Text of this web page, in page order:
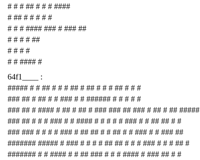
# # # ## # # # ####
# ## # # # # #
# # # #### ### # ### ##
# # # # ##
# # # #
# # #### #
64f1____ :
##### # # ## # # # ## # ## # # # ## # # #
### ## # ## # # ### # # ###### # # # # #
### ## # #### # ## # ## # ### ### ## ### # ## # ## #####
### ## # # # ### # # #### # # # # # ### # # ## ## # #
### ### # # # # ### # ## ## # # ## # # ### # # ### ##
####### ##### # ### # # # # ## ## # # # ### # # # ## #
####### # # #### # # ## ### # # # #### # ### ## # #